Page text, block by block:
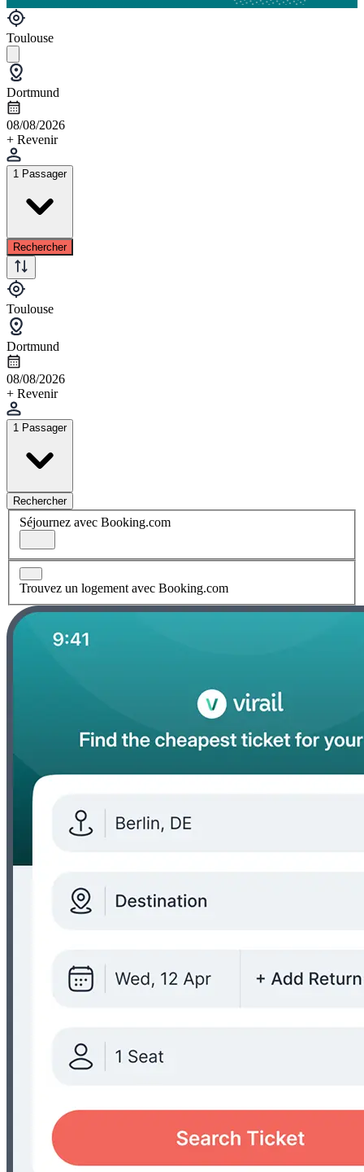
Toulouse
Dortmund
08/08/2026
+ Revenir
1 Passager
Rechercher
Toulouse
Dortmund
08/08/2026
+ Revenir
1 Passager
Rechercher
Séjournez avec Booking.com
Trouvez un logement avec Booking.com